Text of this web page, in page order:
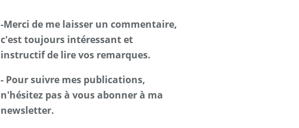
-Merci de me laisser un commentaire,
c'est toujours intéressant et
instructif de lire vos remarques.
- Pour suivre mes publications,
n'hésitez pas à vous abonner à ma
newsletter.